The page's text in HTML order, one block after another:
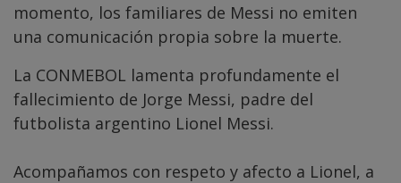
momento, los familiares de Messi no emiten
una comunicación propia sobre la muerte.
La CONMEBOL lamenta profundamente el
fallecimiento de Jorge Messi, padre del
futbolista argentino Lionel Messi.
Acompañamos con respeto y afecto a Lionel, a